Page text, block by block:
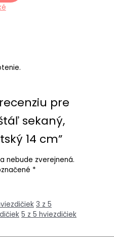
pre
sekaný,
14 cm”
nebude zverejnená.
*
3 z 5
5 z 5 hviezdičiek